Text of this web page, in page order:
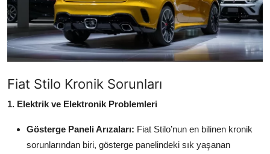
Kiralama & Filo
Sürüş & Güvenlik
Lastik & Jant
Yağlar & Sıvılar
Elektrik & Akü
Fiat Stilo Kronik Sorunları
1. Elektrik ve Elektronik Problemleri
Gösterge Paneli Arızaları: Fiat Stilo’nun en bilinen kronik
sorunlarından biri, gösterge panelindeki sık yaşanan